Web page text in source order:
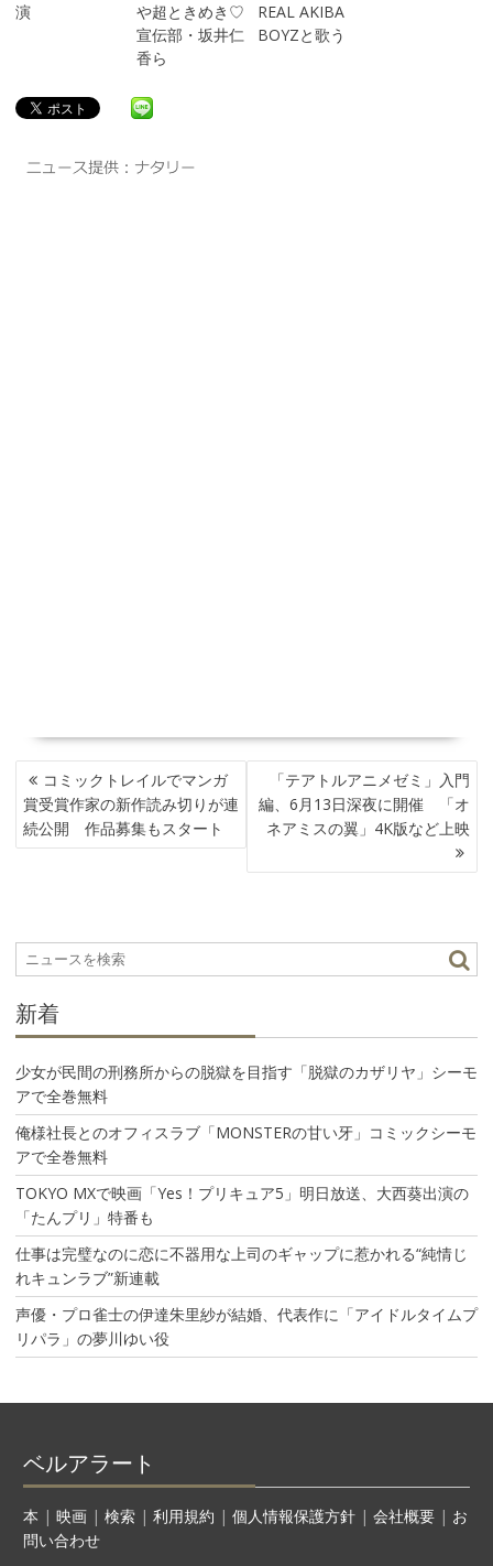
演
や超ときめき♡
宣伝部・坂井仁
香ら
REAL AKIBA
BOYZと歌う
投
稿
ナ
ビ
ョ
ン
コミックトレイルでマンガ
賞受賞作家の新作読み切りが連
続公開 作品募集もスタート
「テアトルアニメゼミ」入門
編、6月13日深夜に開催 「オ
ネアミスの翼」4K版など上映
新着
少女が民間の刑務所からの脱獄を目指す「脱獄のカザリヤ」シーモ
アで全巻無料
俺様社長とのオフィスラブ「MONSTERの甘い牙」コミックシーモ
アで全巻無料
TOKYO MXで映画「Yes！プリキュア5」明日放送、大西葵出演の
「たんプリ」特番も
仕事は完璧なのに恋に不器用な上司のギャップに惹かれる“純情じ
れキュンラブ”新連載
声優・プロ雀士の伊達朱里紗が結婚、代表作に「アイドルタイムプ
リパラ」の夢川ゆい役
ベルアラート
本 | 映画| 検索| 利用規約 | 個人情報保護方針| 会社概要| お
問い合わせ